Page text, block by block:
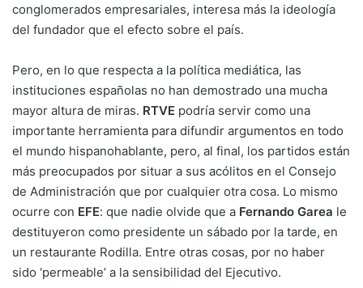
conglomerados empresariales, interesa más la ideología
del fundador que el efecto sobre el país.
Pero, en lo que respecta a la política mediática, las
instituciones españolas no han demostrado una mucha
mayor altura de miras. RTVE podría servir como una
importante herramienta para difundir argumentos en todo
el mundo hispanohablante, pero, al final, los partidos están
más preocupados por situar a sus acólitos en el Consejo
de Administración que por cualquier otra cosa. Lo mismo
ocurre con EFE: que nadie olvide que a Fernando Garea le
destituyeron como presidente un sábado por la tarde, en
un restaurante Rodilla. Entre otras cosas, por no haber
sido ‘permeable’ a la sensibilidad del Ejecutivo.